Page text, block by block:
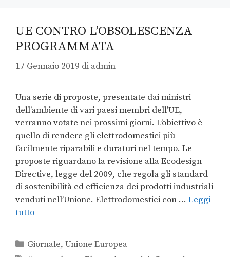
UE CONTRO L’OBSOLESCENZA
PROGRAMMATA
17 Gennaio 2019 di admin
Una serie di proposte, presentate dai ministri
dell’ambiente di vari paesi membri dell’UE,
verranno votate nei prossimi giorni. L’obiettivo è
quello di rendere gli elettrodomestici più
facilmente riparabili e duraturi nel tempo. Le
proposte riguardano la revisione alla Ecodesign
Directive, legge del 2009, che regola gli standard
di sostenibilità ed efficienza dei prodotti industriali
venduti nell’Unione. Elettrodomestici con … Leggi
tutto
Giornale,Unione Europea